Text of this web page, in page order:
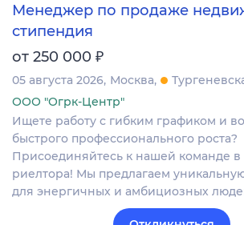
Менеджер по продаже
стипендия
от 250 000 ₽
05 августа 2026 Москва
ООО "Огрк-Центр"
Ищете работу с гибким графиком и
быстрого профессионального роста?
Присоединяйтесь к нашей команде в
риелтора! Мы предлагаем
для энергичных и амбициозных